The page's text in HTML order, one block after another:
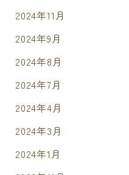
2024年11月
2024年9月
2024年8月
2024年7月
2024年4月
2024年3月
2024年1月